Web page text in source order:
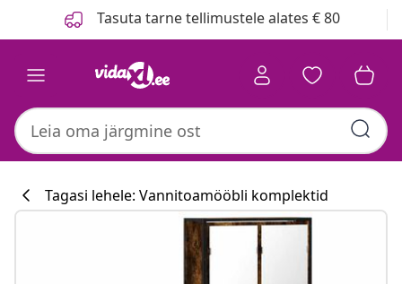
Tasuta tarne tellimustele alates € 80
Tagasi lehele: Vannitoamööbli komplektid